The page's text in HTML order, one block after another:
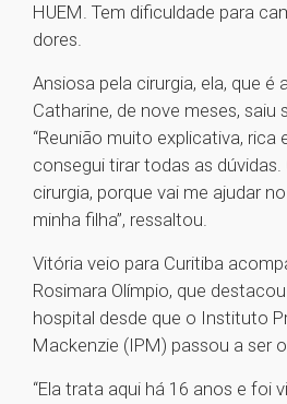
HUEM. Tem dificuldade para
dores.
Ansiosa pela cirurgia, ela, que é
Catharine, de nove meses, saiu
“Reunião muito explicativa, rica
consegui tirar todas as
cirurgia, porque vai me ajudar
minha filha”, ressaltou.
Vitória veio para Curitiba
Rosimara Olímpio, que
hospital desde que o Instituto
Mackenzie (IPM) passou a ser
“Ela trata aqui há 16 anos e foi